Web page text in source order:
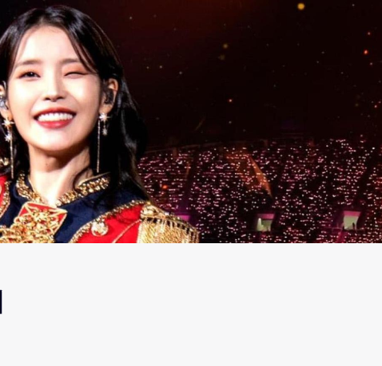
Salzburg
Tirol
Vorarlberg